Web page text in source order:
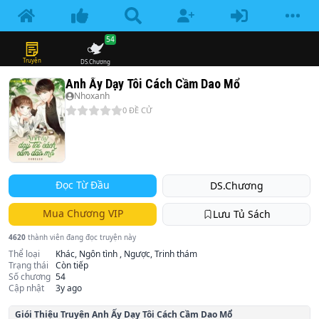
Truyện DS.Chương
54
Anh Ấy Dạy Tôi Cách Cầm Dao Mổ
Nhoxanh
0 ĐỀ CỬ
Đọc Từ Đầu DS.Chương
Mua Chương VIP Lưu Tủ Sách
4620 thành viên đang đọc truyện này
Thể loại
Khác, Ngôn tình , Ngược, Trinh thám
Trạng thái
Còn tiếp
Số chương 54
Cập nhật
3y ago
Giói Thiệu Truyện Anh Ấy Dạy Tôi Cách Cầm Dao Mổ